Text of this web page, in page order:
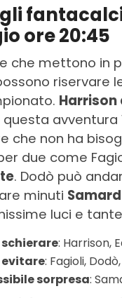
ore 20:45
che mettono in
riservare
Harrison
questa avventura
che non ha
due come
. Dodò può
minuti
luci e
: Harrison,
evitare: Fagioli,
sorpresa: